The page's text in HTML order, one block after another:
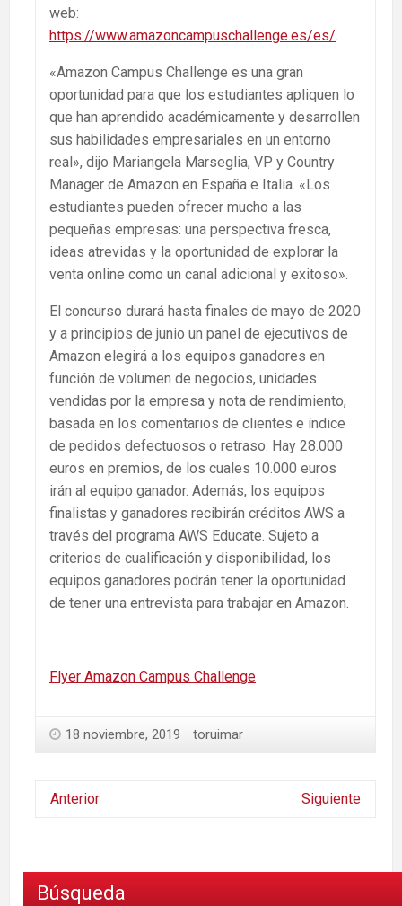
web:
https://www.amazoncampuschallenge.es/es/
«Amazon Campus Challenge es una gran
oportunidad para que los estudiantes apliquen lo
que han aprendido académicamente y desarrollen
sus habilidades empresariales en un entorno
real», dijo Mariangela Marseglia, VP y Country
Manager de Amazon en España e Italia. «Los
estudiantes pueden ofrecer mucho a las
pequeñas empresas: una perspectiva fresca,
ideas atrevidas y la oportunidad de explorar la
venta online como un canal adicional y exitoso».
El concurso durará hasta finales de mayo de 2020
y a principios de junio un panel de ejecutivos de
Amazon elegirá a los equipos ganadores en
función de volumen de negocios, unidades
vendidas por la empresa y nota de rendimiento,
basada en los comentarios de clientes e índice
de pedidos defectuosos o retraso. Hay 28.000
euros en premios, de los cuales 10.000 euros
irán al equipo ganador. Además, los equipos
finalistas y ganadores recibirán créditos AWS a
través del programa AWS Educate. Sujeto a
criterios de cualificación y disponibilidad, los
equipos ganadores podrán tener la oportunidad
de tener una entrevista para trabajar en Amazon.
Flyer Amazon Campus Challenge
18 noviembre, 2019 toruimar
Anterior Siguiente
Búsqueda